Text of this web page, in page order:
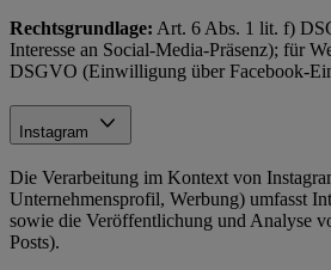
Rechtsgrundlage: Art. 6 Abs. 1 lit. f)
Interesse an Social-Media-Präsenz); für
DSGVO (Einwilligung über Facebook-
Instagram
Die Verarbeitung im Kontext von
Unternehmensprofil, Werbung) umfasst
sowie die Veröffentlichung und Analyse
Posts).